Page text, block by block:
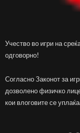
Учество во игри на
одговорно!
Согласно Законот за
дозволено физичко
кои влоговите се